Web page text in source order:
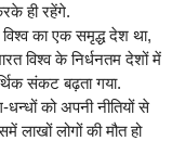
ही रहेंगे.
का एक समृद्ध देश था,
विश्व के निर्धनतम देशों में
संकट बढ़ता गया.
को अपनी नीतियों से
लोगों की मौत हो